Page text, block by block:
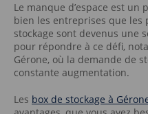
Le manque d’espace est
bien les entreprises que les
stockage sont devenus une
pour répondre à ce défi,
Gérone, où la demande de
constante augmentation.
Les box de stockage à